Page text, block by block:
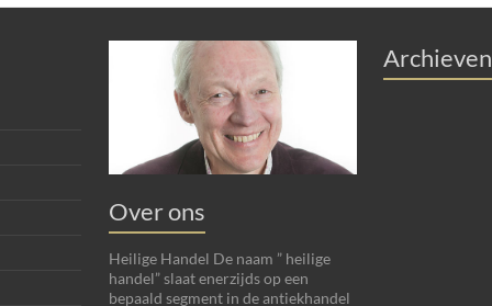
Over ons
Heilige Handel De naam ” heilige
handel” slaat enerzijds op een
bepaald segment in de antiekhandel
Archieven